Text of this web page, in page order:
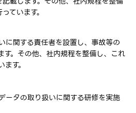
ています。
に関する責任者を設置し、事故等の
す。その他、社内規程を整備し、これ
す。
ータの取り扱いに関する研修を実施